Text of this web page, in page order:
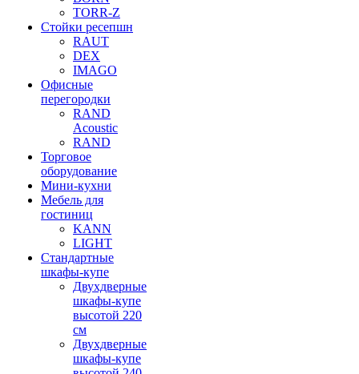
TORR-Z
Стойки ресепшн
RAUT
DEX
IMAGO
Офисные
перегородки
RAND
Acoustic
RAND
Торговое
оборудование
Мини-кухни
Мебель для
гостиниц
KANN
LIGHT
Стандартные
шкафы-купе
Двухдверные
шкафы-купе
высотой 220
см
Двухдверные
шкафы-купе